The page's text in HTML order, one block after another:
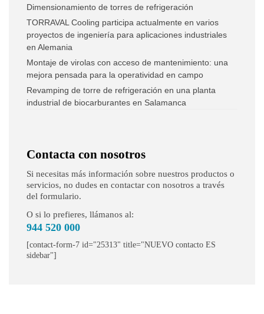
Dimensionamiento de torres de refrigeración
TORRAVAL Cooling participa actualmente en varios
proyectos de ingeniería para aplicaciones industriales
en Alemania
Montaje de virolas con acceso de mantenimiento: una
mejora pensada para la operatividad en campo
Revamping de torre de refrigeración en una planta
industrial de biocarburantes en Salamanca
Contacta con nosotros
Si necesitas más información sobre nuestros productos o
servicios, no dudes en contactar con nosotros a través
del formulario.
O si lo prefieres, llámanos al:
944 520 000
[contact-form-7 id="25313" title="NUEVO contacto ES
sidebar"]